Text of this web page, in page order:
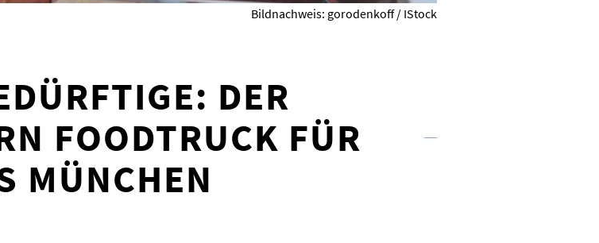
Bildnachweis: gorodenkoff / IStock
DER
FOODTRUCK FÜR
MÜNCHEN